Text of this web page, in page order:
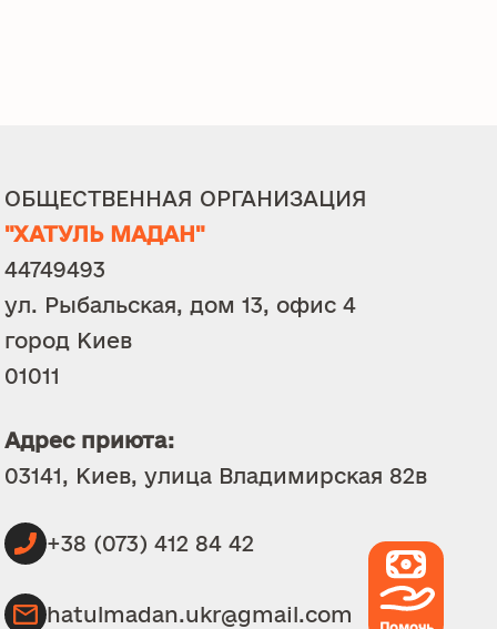
ОБЩЕСТВЕННАЯ ОРГАНИЗАЦИЯ
"ХАТУЛЬ МАДАН"
44749493
ул. Рыбальская, дом 13, офис 4
город Киев
01011
Адрес приюта:
03141, Киев, улица Владимирская 82в
+38 (073) 412 84 42
hatulmadan.ukr@gmail.com